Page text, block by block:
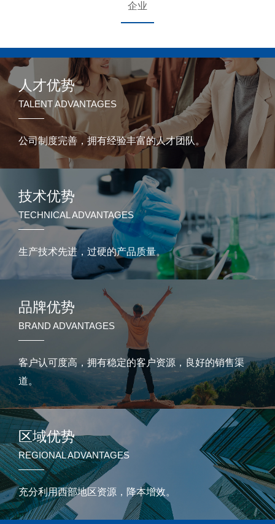
企业
人才优势
TALENT ADVANTAGES
公司制度完善，拥有经验丰富的人才团队。
技术优势
TECHNICAL ADVANTAGES
生产技术先进，过硬的产品质量。
品牌优势
BRAND ADVANTAGES
客户认可度高，拥有稳定的客户资源，良好的销售渠
道。
区域优势
REGIONAL ADVANTAGES
充分利用西部地区资源，降本增效。